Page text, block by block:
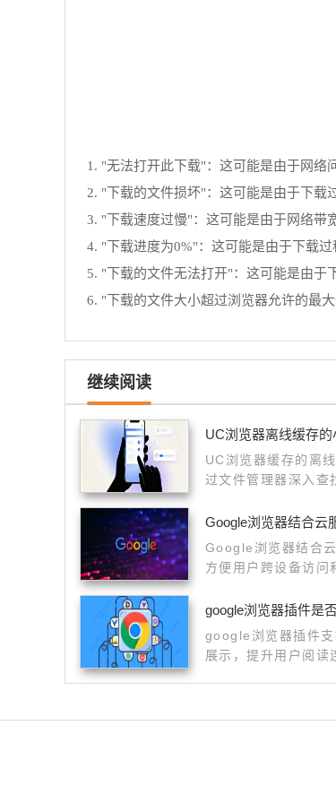
1. "无法打开此下载"：这可能是由于网络
2. "下载的文件损坏"：这可能是由于下载
3. "下载速度过慢"：这可能是由于网络带
4. "下载进度为0%"：这可能是由于下载
5. "下载的文件无法打开"：这可能是由于
6. "下载的文件大小超过浏览器允许的最
继续阅读
UC浏览器离线缓存
UC浏览器缓存的离
过文件管理器深入查
Google浏览器结合云
Google浏览器结合
方便用户跨设备访问
google浏览器插件是
google浏览器插件
展示，提升用户阅读